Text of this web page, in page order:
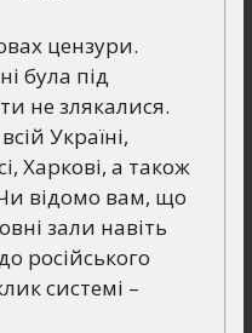
цензури.
була під
не злякалися.
Україні,
Харкові, а також
відомо вам, що
зали навіть
російського
системі –